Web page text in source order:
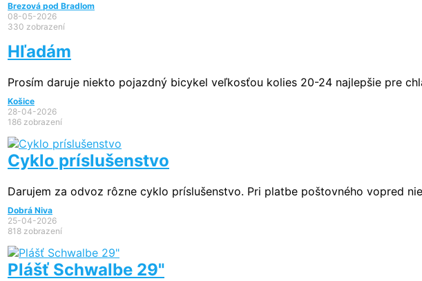
Brezová pod Bradlom
08-05-2026
330 zobrazení
Hľadám
Prosím daruje niekto pojazdný bicykel veľkosťou kolies 20-24 najlepšie pre
Košice
28-04-2026
186 zobrazení
Cyklo príslušenstvo
Darujem za odvoz rôzne cyklo príslušenstvo. Pri platbe poštovného vopred
Dobrá Niva
25-04-2026
818 zobrazení
Plášť Schwalbe 29"